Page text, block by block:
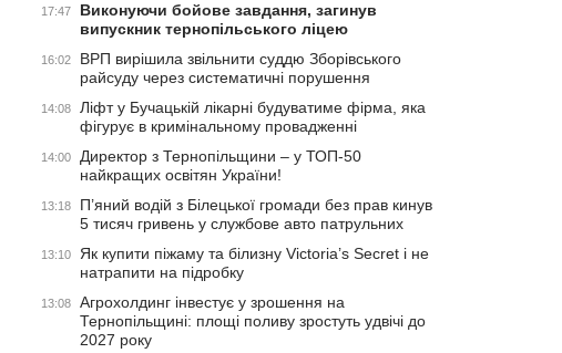
17:47
Виконуючи бойове завдання, загинув
випускник тернопільського ліцею
16:02
ВРП вирішила звільнити суддю Зборівського
райсуду через систематичні порушення
14:08
Ліфт у Бучацькій лікарні будуватиме фірма, яка
фігурує в кримінальному провадженні
14:00
Директор з Тернопільщини – у ТОП-50
найкращих освітян України!
13:18
П’яний водій з Білецької громади без прав кинув
5 тисяч гривень у службове авто патрульних
13:10
Як купити піжаму та білизну Victoria’s Secret і не
натрапити на підробку
13:08
Агрохолдинг інвестує у зрошення на
Тернопільщині: площі поливу зростуть удвічі до
2027 року